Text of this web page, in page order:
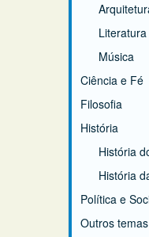
Literatura
Música
Ciência e Fé
Filosofia
História
História
História
Política e
Outros temas